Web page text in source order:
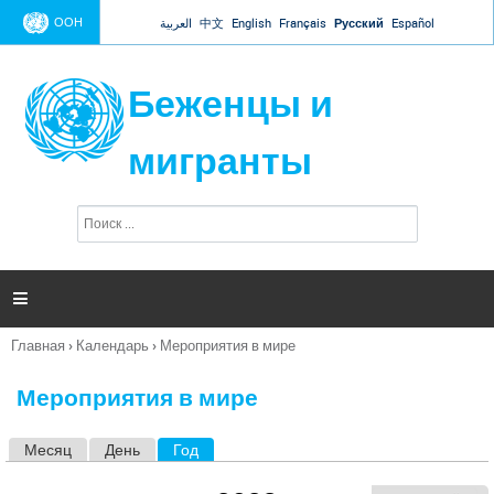
Jump to navigation
ООН العربية 中文 English Français Русский Español
Беженцы и
мигранты
п
и

Вы
Главная › Календарь › Мероприятия в мире
Мероприятия в мире
Месяц День Год